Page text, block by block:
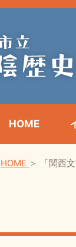
HOME
HOME ＞ 「関西